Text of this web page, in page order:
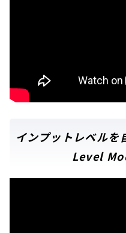
インプットレベル
Level